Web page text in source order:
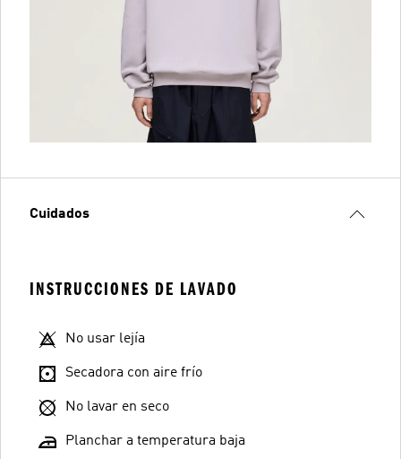
Cuidados
INSTRUCCIONES DE LAVADO
No usar lejía
Secadora con aire frío
No lavar en seco
Planchar a temperatura baja